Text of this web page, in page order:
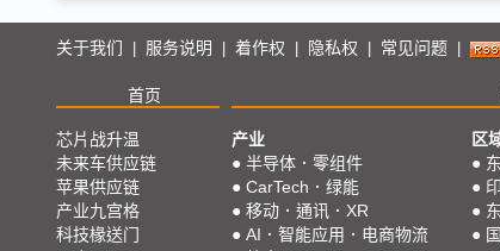
关于我们 服务说明 着作权 隐私权 常见问题
首页
芯片战升温
未来车供应链
苹果供应链
产业九宫格
科技椽送门
产业
● 半导体．零组件
● CarTech．绿能
● 移动．通讯．XR
● AI．智能应用．电商物流
区
●
●
●
●